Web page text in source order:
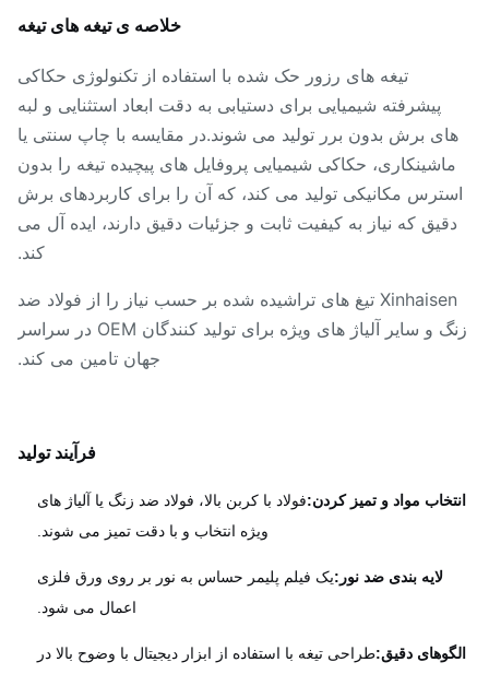
خلاصه ی تیغه های تیغه
تیغه های رزور حک شده با استفاده از تکنولوژی حکاکی
پیشرفته شیمیایی برای دستیابی به دقت ابعاد استثنایی و لبه
برش بدون برر تولید می شوند.در مقایسه با چاپ سنتی یا
حکاکی شیمیایی پروفایل های پیچیده تیغه را بدون
مکانیکی تولید می کند، که آن را برای کاربردهای برش
که نیاز به کیفیت ثابت و جزئیات دقیق دارند، ایده آل می
Xinhaisen تیغ های تراشیده شده بر حسب نیاز را از فولاد ضد
زنگ و سایر آلیاژ های ویژه برای تولید کنندگان OEM در سراسر
جهان تامین می کند.
فرآیند تولید
مواد و تمیز کردن:فولاد با کربن بالا، فولاد ضد زنگ یا آلیاژ های
ویژه انتخاب و با دقت تمیز می شوند.
لایه بندی ضد نور:یک فیلم پلیمر حساس به نور بر روی ورق فلزی
اعمال می شود.
دقیق:طراحی تیغه با استفاده از ابزار دیجیتال با وضوح بالا در